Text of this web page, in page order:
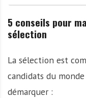
5 conseils pour
sélection
La sélection est
candidats du
démarquer :